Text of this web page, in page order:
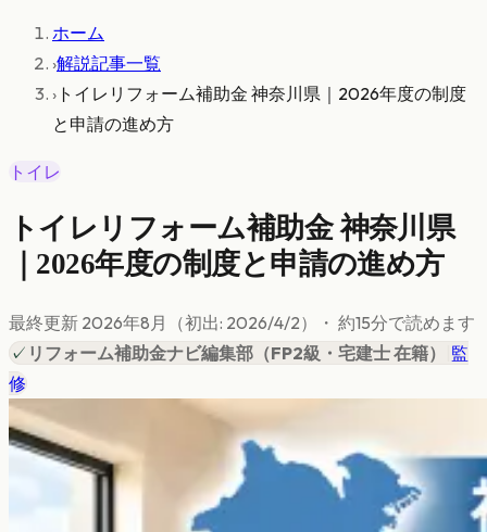
ホーム
›解説記事一覧
› トイレリフォーム補助金 神奈川県｜2026年度の制度
と申請の進め方
トイレ
トイレリフォーム補助金 神奈川県
｜2026年度の制度と申請の進め方
最終更新 2026年8月 （初出: 2026/4/2） ・ 約15分で読めます
✓ リフォーム補助金ナビ編集部 （FP2級・宅建士 在籍）
監
修